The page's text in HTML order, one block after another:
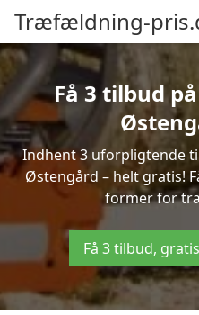
Træfældning-
Få 3 tilbud
Indhent 3 uforpligtende
Østengård – helt gratis!
former for
Få 3 tilbud,